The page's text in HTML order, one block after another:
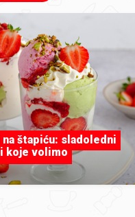
na štapiću: sladoledni
koje volimo